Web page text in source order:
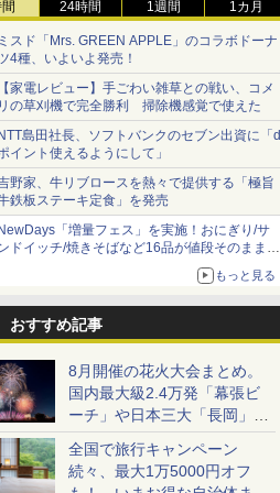
24時間 1週間 1カ月
スド「Mrs. GREEN APPLE」のコラボドーナ
4種、いよいよ発売！
家電レビュー】手ごわい雑草との戦い、コメ
の草刈機で完全勝利 掃除機感覚で使えた
島田社長、ソフトバンクのセブン出資に「d
イント使えるようにして」
野家、牛リブロースを熱々で提供する「極旨
鉄板ステーキ定食」を発売
「増量フェス」を実施！おにぎり/サ
ドイッチ/焼きそばなど16品が値段そのままで
もっと見る
おすすめ記事
8月開催の花火大会まとめ。
国内最大級2.4万発「幕張ビ
ーチ」や日本三大「長岡」な
ど大型イベント目白押し！
全国で旅行キャンペーン
続々、最大1万5000円オフ